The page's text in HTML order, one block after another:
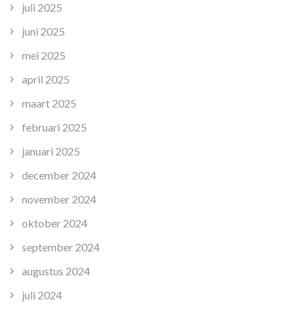
juli 2025
juni 2025
mei 2025
april 2025
maart 2025
februari 2025
januari 2025
december 2024
november 2024
oktober 2024
september 2024
augustus 2024
juli 2024